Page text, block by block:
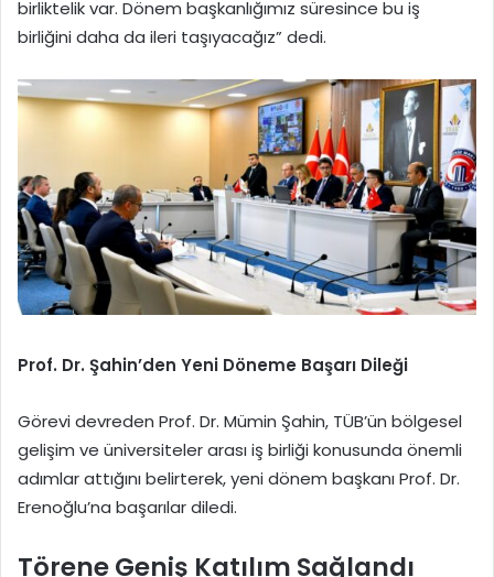
birliktelik var. Dönem başkanlığımız süresince bu iş
birliğini daha da ileri taşıyacağız” dedi.
Prof. Dr. Şahin’den Yeni Döneme Başarı Dileği
Görevi devreden Prof. Dr. Mümin Şahin, TÜB’ün bölgesel
gelişim ve üniversiteler arası iş birliği konusunda önemli
adımlar attığını belirterek, yeni dönem başkanı Prof. Dr.
Erenoğlu’na başarılar diledi.
Törene Geniş Katılım Sağlandı